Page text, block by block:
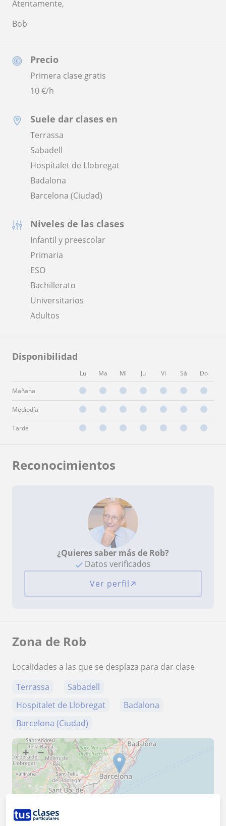
Precio
Primera clase gratis
10€/h
Suele dar clases en
Terrassa
Sabadell
Hospitalet de Llobregat
Badalona
Barcelona (Ciudad)
Niveles de las clases
Infantil y preescolar
Primaria
ESO
Bachillerato
Universitarios
Adultos
Disponibilidad
Lu Ma Mi Ju Vi Sá Do
Mañana
Mediodía
Tarde
Atentamente,
Bob
Reconocimientos
¿Quieres saber más de Rob?
Datos verificados
Ver perfil
Zona de Rob
Localidades a las que se desplaza para dar clase
Terrassa
Sabadell
Hospitalet de Llobregat
Badalona
Barcelona (Ciudad)
+ −